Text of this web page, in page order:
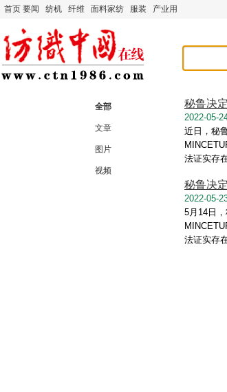
首页 要闻 纺机 纤维 面料家纺 服装 产业用
全部
文章
图片
视频
秘鲁决
2022-05-
近日，秘
法证实存
秘鲁决
2022-05-
5月14日
法证实存